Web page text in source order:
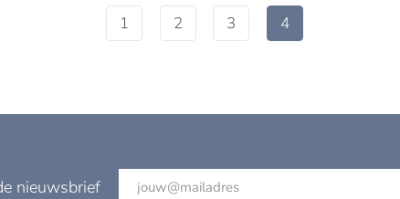
1 2 3 4
nieuwsbrief